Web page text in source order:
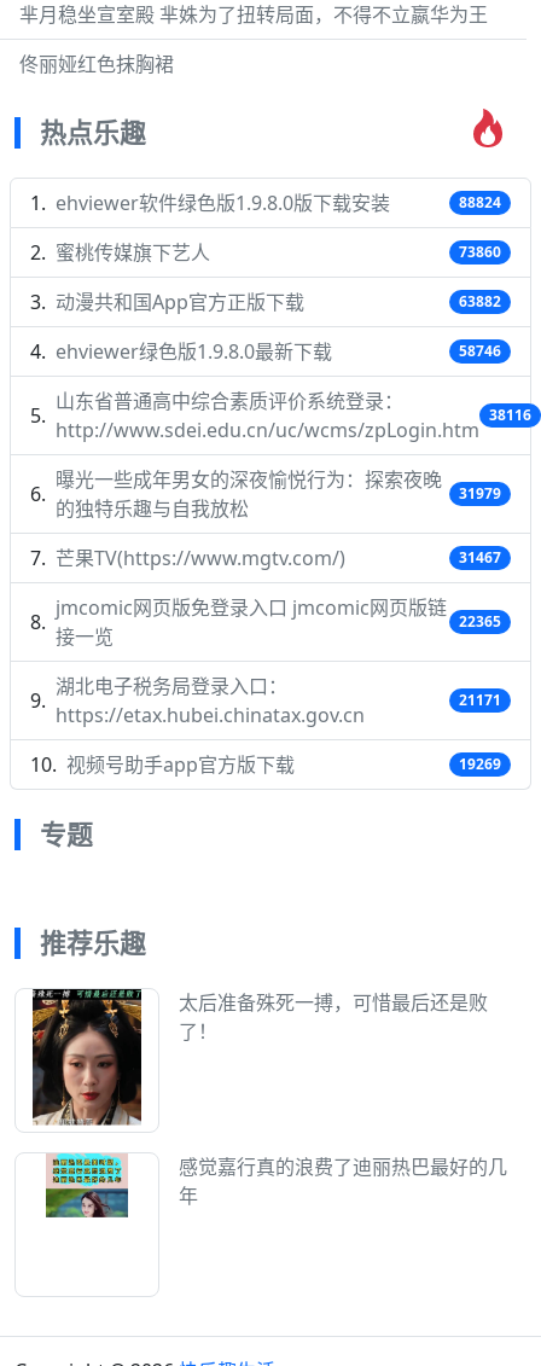
芈月稳坐宣室殿 芈姝为了扭转局面，不得不立嬴华为王
佟丽娅红色抹胸裙
热点乐趣
ehviewer软件绿色版1.9.8.0版下载安装 88824
蜜桃传媒旗下艺人 73860
动漫共和国App官方正版下载 63882
ehviewer绿色版1.9.8.0最新下载 58746
山东省普通高中综合素质评价系统登录：
http://www.sdei.edu.cn/uc/wcms/zpLogin.htm
38116
曝光一些成年男女的深夜愉悦行为：探索夜晚
的独特乐趣与自我放松
31979
芒果TV(https://www.mgtv.com/) 31467
jmcomic网页版免登录入口 jmcomic网页版链
接一览
22365
湖北电子税务局登录入口：
https://etax.hubei.chinatax.gov.cn
21171
视频号助手app官方版下载 19269
专题
推荐乐趣
太后准备殊死一搏，可惜最后还是败
了！
感觉嘉行真的浪费了迪丽热巴最好的几
年